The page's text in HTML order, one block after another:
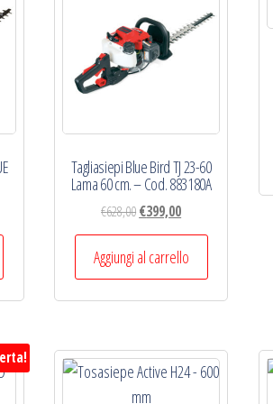
Tagliasiepi Blue Bird TJ 23-60
Lama 60 cm. – Cod. 883180A
€628,00Il
prezzo
originale
era:
€628,00.
€399,00Il
prezzo
attuale
è:
€399,00.
Aggiungi al carrello